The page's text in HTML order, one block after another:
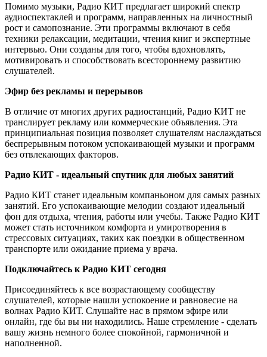
Помимо музыки, Радио КИТ предлагает широкий спектр
аудиоспектаклей и программ, направленных на личностный
рост и самопознание. Эти программы включают в себя
техники релаксации, медитации, чтения книг и экспертные
интервью. Они созданы для того, чтобы вдохновлять,
мотивировать и способствовать всестороннему развитию
слушателей.
Эфир без рекламы и перерывов
В отличие от многих других радиостанций, Радио КИТ не
транслирует рекламу или коммерческие объявления. Эта
принципиальная позиция позволяет слушателям наслаждаться
беспрерывным потоком успокаивающей музыки и программ
без отвлекающих факторов.
Радио КИТ - идеальный спутник для любых занятий
Радио КИТ станет идеальным компаньоном для самых разных
занятий. Его успокаивающие мелодии создают идеальный
фон для отдыха, чтения, работы или учебы. Также Радио КИТ
может стать источником комфорта и умиротворения в
стрессовых ситуациях, таких как поездки в общественном
транспорте или ожидание приема у врача.
Подключайтесь к Радио КИТ сегодня
Присоединяйтесь к все возрастающему сообществу
слушателей, которые нашли успокоение и равновесие на
волнах Радио КИТ. Слушайте нас в прямом эфире или
онлайн, где бы вы ни находились. Наше стремление - сделать
вашу жизнь немного более спокойной, гармоничной и
наполненной.